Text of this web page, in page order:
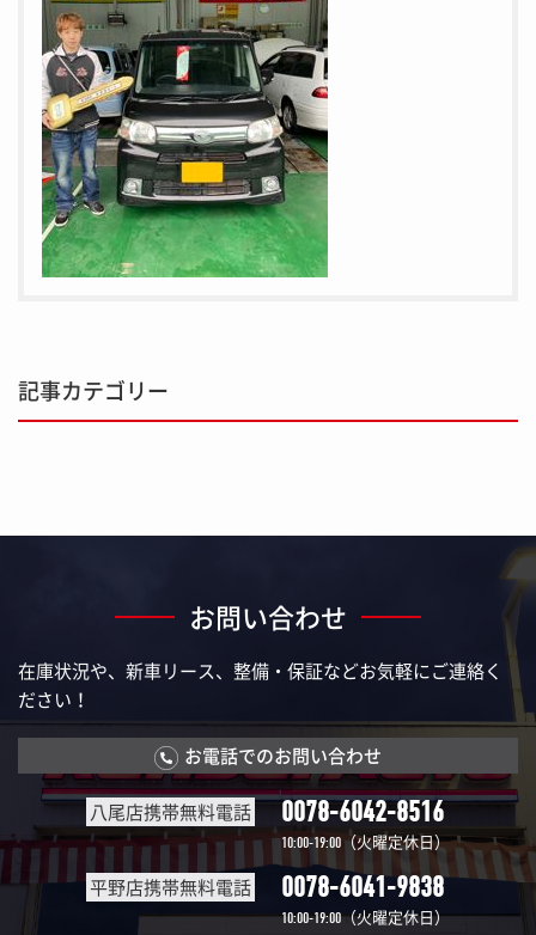
記事カテゴリー
お問い合わせ
在庫状況や、新車リース、整備・保証などお気軽にご連絡く
ださい！
お電話でのお問い合わせ
八尾店携帯無料電話 0078-6042-8516
10:00-19:00 （火曜定休日）
平野店携帯無料電話 0078-6041-9838
10:00-19:00（火曜定休日）